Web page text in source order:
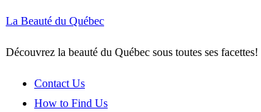
La Beauté du Québec
Découvrez la beauté du Québec sous toutes ses facettes!
Contact Us
How to Find Us